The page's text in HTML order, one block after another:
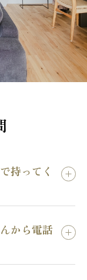
持ってく
から電話